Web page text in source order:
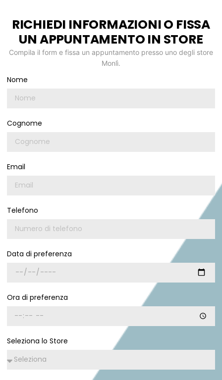
RICHIEDI INFORMAZIONI O FISSA
UN APPUNTAMENTO IN STORE
Compila il form e fissa un appuntamento presso uno degli store
Monlì.
Nome
Cognome
Email
Telefono
Data di preferenza
Ora di preferenza
Seleziona lo Store